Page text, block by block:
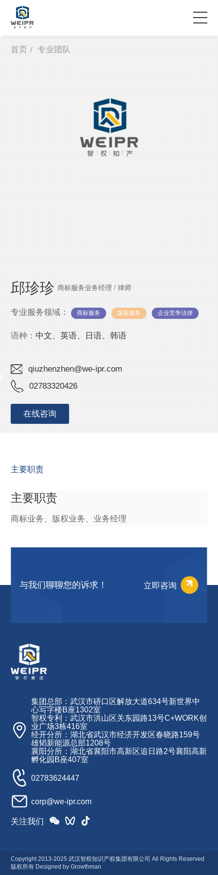
服务领域
首页 / 专业团队
邱珍珍 商标服务业务经理 / 律师
专业服务领域： 商标服务 版权服务 企业竞争法律
语种： 中文、英语、日语、韩语
qiuzhenzhen@we-ipr.com
02783320426
在线咨询
主要职责
商标业务、版权业务、业务经理
主要职责
与我们聊聊您的诉求！ 立即咨询
集团总部：武汉市硚口区解放大道634号新世界中
心写字楼B座1302室
智权专利：武汉市洪山区关东园路13号C+WORK创
业广场3栋416室
经开分所：湖北省武汉市经济开发区春晓路159号
雄韬新能源总部1208号
襄阳分所：湖北省襄阳市高新区追日路2号襄阳高新
孵化园B座407室
02783624447
corp@we-ipr.com
关注我们
Copyright 2013-2025 武汉智权知识产权集团有限公司 All Rights Reserved
版权所有 Designed byGrowthman